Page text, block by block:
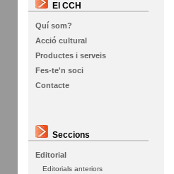
El CCH
Quí som?
Acció cultural
Productes i serveis
Fes-te'n soci
Contacte
Seccions
Editorial
Editorials anteriors